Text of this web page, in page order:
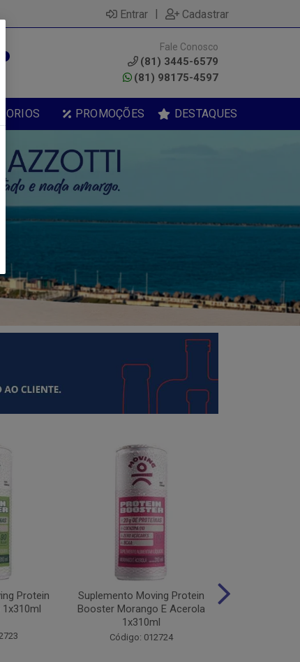
Entrar | Cadastrar
Fale Conosco
(81) 3445-6579
(81) 98175-4597
PROMOÇÕES DESTAQUES
Protein
Suplemento Moving Protein
Booster Morango E Acerola
1x310ml
Código: 012724